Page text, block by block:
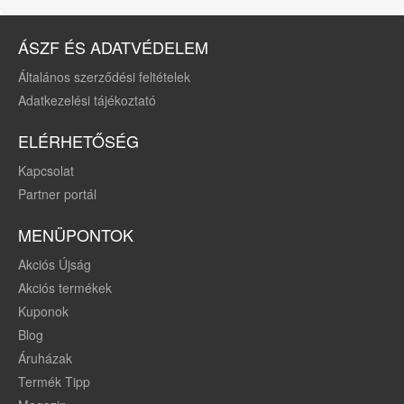
ÁSZF ÉS ADATVÉDELEM
Általános szerződési feltételek
Adatkezelési tájékoztató
ELÉRHETŐSÉG
Kapcsolat
Partner portál
MENÜPONTOK
Akciós Újság
Akciós termékek
Kuponok
Blog
Áruházak
Termék Tipp